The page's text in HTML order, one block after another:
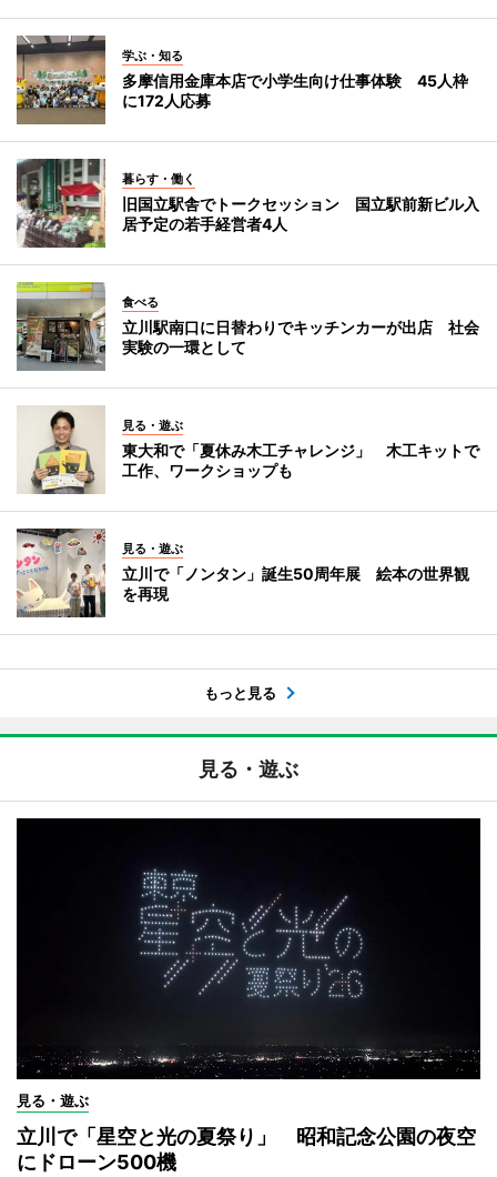
学ぶ・知る
多摩信用金庫本店で小学生向け仕事体験 45人枠
に172人応募
暮らす・働く
旧国立駅舎でトークセッション 国立駅前新ビル入
居予定の若手経営者4人
食べる
立川駅南口に日替わりでキッチンカーが出店 社会
実験の一環として
見る・遊ぶ
東大和で「夏休み木工チャレンジ」 木工キットで
工作、ワークショップも
見る・遊ぶ
立川で「ノンタン」誕生50周年展 絵本の世界観
を再現
もっと見る
見る・遊ぶ
見る・遊ぶ
立川で「星空と光の夏祭り」 昭和記念公園の夜空
にドローン500機